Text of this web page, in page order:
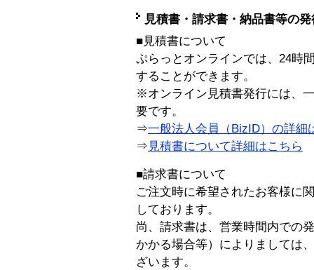
見積書・請求書・納品書等の
■見積書について
ぷらっとオンラインでは、24時
することができます。
※オンライン見積書発行には、
要です。
⇒一般法人会員（BizID）の詳細
⇒ 見積書について詳細はこちら
■請求書について
ご注文時に希望されたお客様に
しております。
尚、請求書は、営業時間内での
かかる場合等）によりましては
ざいます。